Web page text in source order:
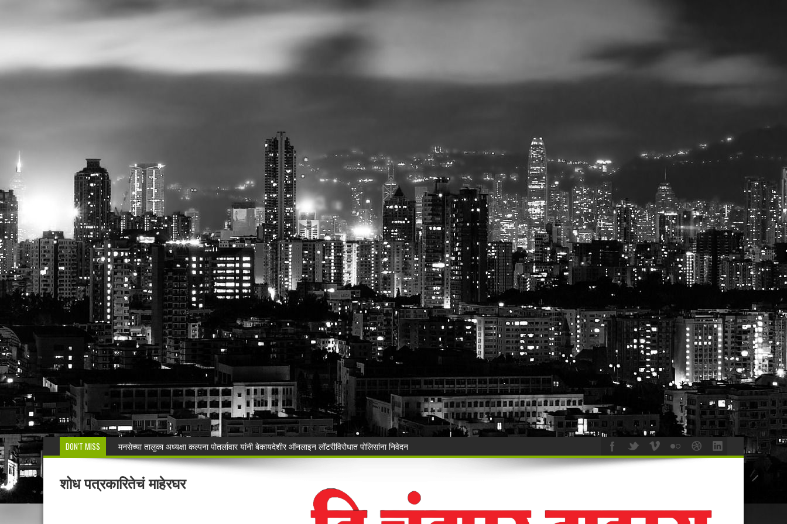
DON'T MISS
वरोरा येथे कारगिल विजयदीन साजरा Kargil Vijay Deen celebrated in Warora
🚨 धडाकेबाज कारवाई! LCBच्या थरारक पाठलागानंतर ३५ गोवंशांची सुटका; २२.३५ लाखांचा मुद्देमाल जप्त
वाढदिवसाचा आनंद हिरवाईला अर्पण; रुपेश कुतरमारे यांचा वृक्षसंवर्धनाचा प्रेरणादायी संकल्प
🚨 राजुरा पोलिसांची धडाकेबाज कारवाई!Rajura Police's explosive action!
शोध पत्रकारितेचं माहेरघर